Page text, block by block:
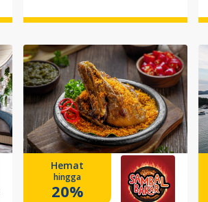
Hemat
hingga
20%